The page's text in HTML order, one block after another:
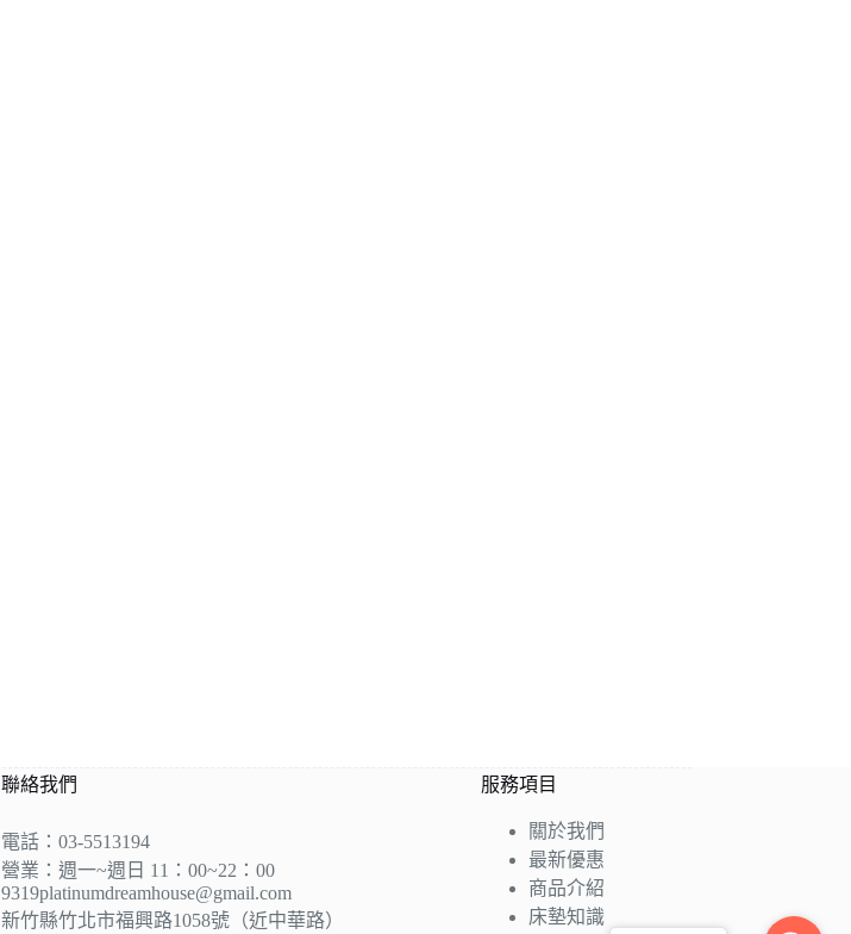
聯絡我們
電話：03-5513194
營業：週一~週日 11：00~22：00
9319platinumdreamhouse@gmail.com
新竹縣竹北市福興路1058號（近中華路）
服務項目
關於我們
最新優惠
商品介紹
床墊知識